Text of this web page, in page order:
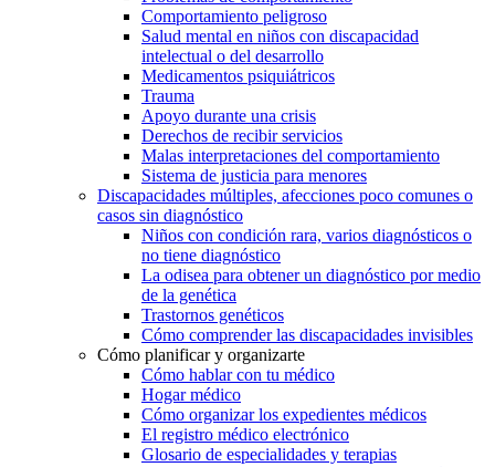
Comportamiento peligroso
Salud mental en niños con discapacidad
intelectual o del desarrollo
Medicamentos psiquiátricos
Trauma
Apoyo durante una crisis
Derechos de recibir servicios
Malas interpretaciones del comportamiento
Sistema de justicia para menores
Discapacidades múltiples, afecciones poco comunes o
casos sin diagnóstico
Niños con condición rara, varios diagnósticos o
no tiene diagnóstico
La odisea para obtener un diagnóstico por medio
de la genética
Trastornos genéticos
Cómo comprender las discapacidades invisibles
Cómo planificar y organizarte
Cómo hablar con tu médico
Hogar médico
Cómo organizar los expedientes médicos
El registro médico electrónico
Glosario de especialidades y terapias